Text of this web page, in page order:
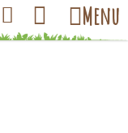
Přihlášení
Nákupní
košík
Menu